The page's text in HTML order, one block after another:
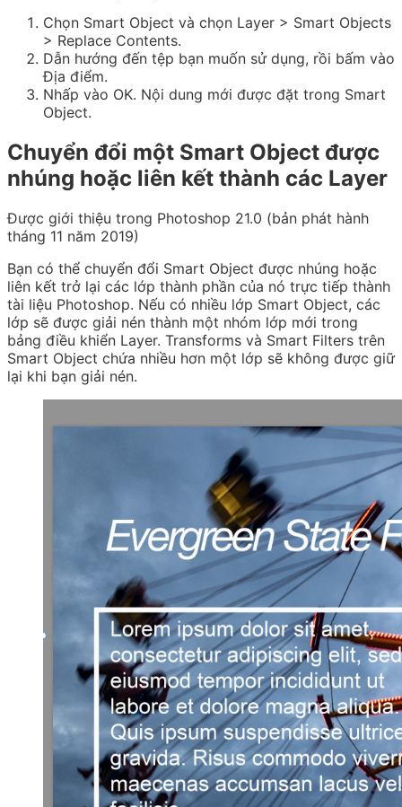
Chọn Smart Object và chọn Layer > Smart Objects
> Replace Contents.
Dẫn hướng đến tệp bạn muốn sử dụng, rồi bấm vào
Địa điểm.
Nhấp vào OK. Nội dung mới được đặt trong Smart
Object.
Chuyển đổi một Smart Object được
nhúng hoặc liên kết thành các Layer
Được giới thiệu trong Photoshop 21.0 (bản phát hành
tháng 11 năm 2019)
Bạn có thể chuyển đổi Smart Object được nhúng hoặc
liên kết trở lại các lớp thành phần của nó trực tiếp thành
tài liệu Photoshop. Nếu có nhiều lớp Smart Object, các
lớp sẽ được giải nén thành một nhóm lớp mới trong
bảng điều khiển Layer. Transforms và Smart Filters trên
Smart Object chứa nhiều hơn một lớp sẽ không được giữ
lại khi bạn giải nén.